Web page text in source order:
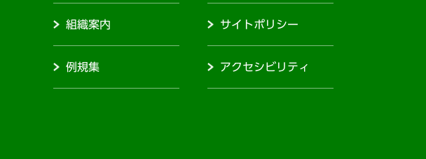
組織案内
例規集
サイトポリシー
アクセシビリティ